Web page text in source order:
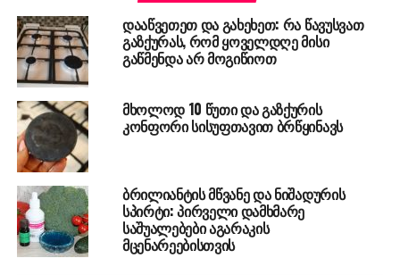
დააწვეთეთ და გახეხეთ: რა წავუსვათ
გაზქურას, რომ ყოველდღე მისი
გაწმენდა არ მოგიწიოთ
მხოლოდ 10 წუთი და გაზქურის
კონფორი სისუფთავით ბრწყინავს
ბრილიანტის მწვანე და ნიშადურის
სპირტი: პირველი დამხმარე
საშუალებები აგარაკის
მცენარეებისთვის